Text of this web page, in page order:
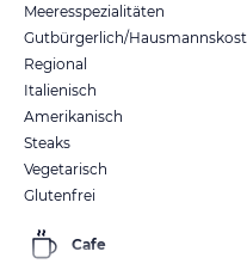
Meeresspezialitäten
Gutbürgerlich/Hausmannskost
Regional
Italienisch
Amerikanisch
Steaks
Vegetarisch
Glutenfrei
Cafe